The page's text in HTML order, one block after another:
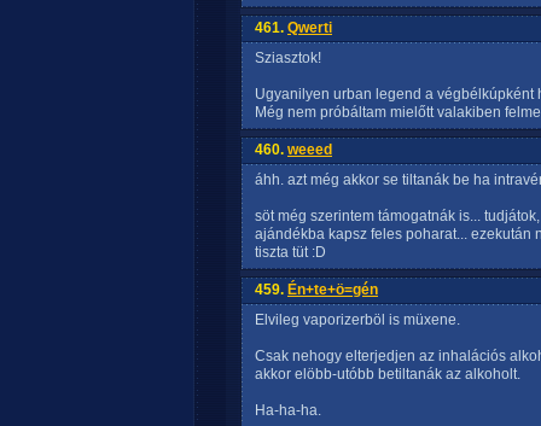
461. Qwerti
Sziasztok!
Ugyanilyen urban legend a végbélkúpként
Még nem próbáltam mielőtt valakiben
460. weeed
áhh. azt még akkor se tiltanák be ha
söt még szerintem támogatnák is...
ajándékba kapsz feles poharat... ezekután
tiszta tüt :D
459. Én+te+ö=gén
Elvileg vaporizerböl is müxene.
Csak nehogy elterjedjen az inhalációs
akkor elöbb-utóbb betiltanák az alkoholt.
Ha-ha-ha.